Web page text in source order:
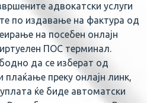
адвокатски услуги
по издавање на фактура од
на посебен онлајн
ПОС терминал.
да се изберат од
плаќање преку онлајн линк,
ќе биде автоматски